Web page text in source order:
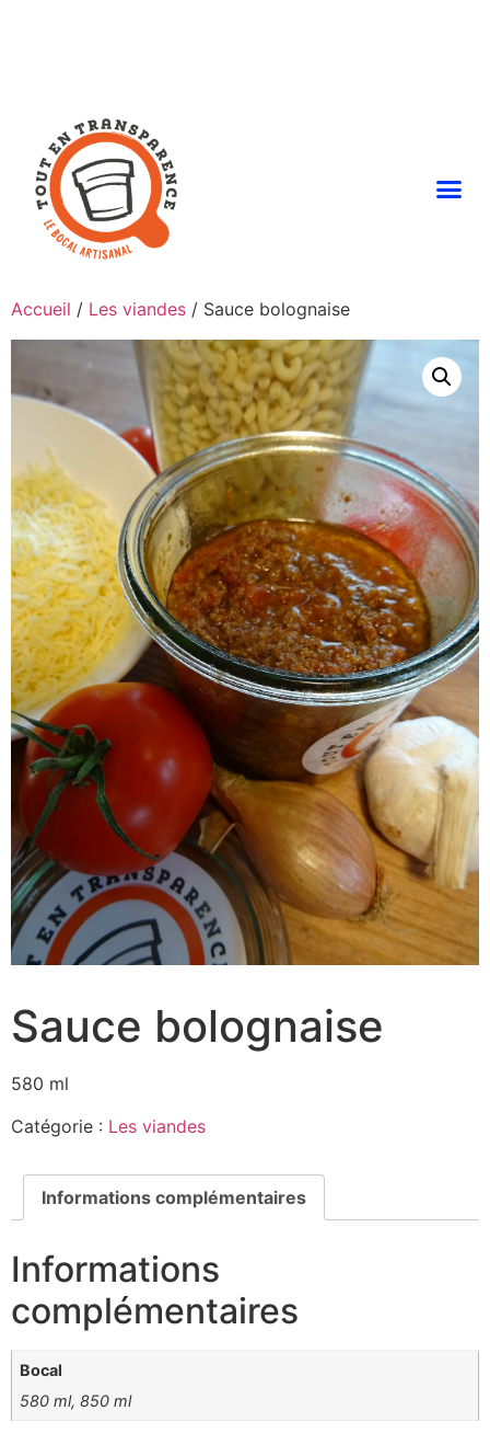
Accueil / Les viandes / Sauce bolognaise
Sauce bolognaise
580 ml
Catégorie : Les viandes
Informations complémentaires
Informations
complémentaires
Bocal
580 ml, 850 ml